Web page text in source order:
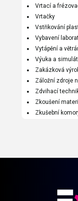
Vrtací a
Vrtačky
Vstřikování
Vybavení
Vytápění a
Výuka a
Zakázková
Záložní zdroje
Zdvihací
Zkoušení
Zkušební